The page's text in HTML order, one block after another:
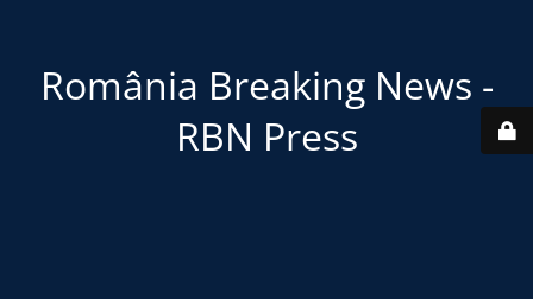
România Breaking News -
RBN Press